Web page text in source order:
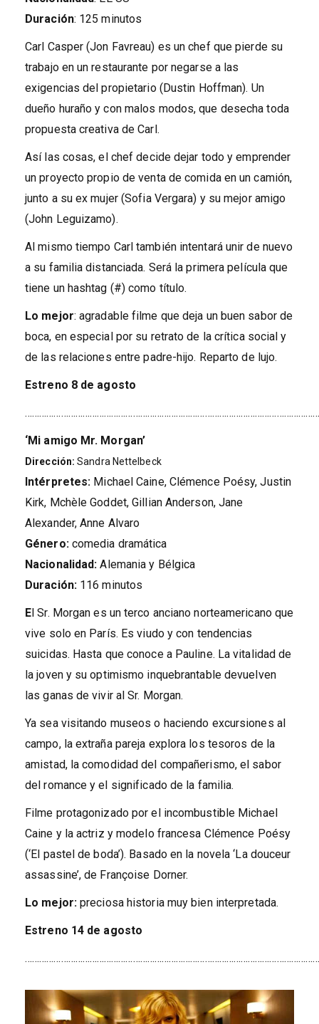
Duración: 125 minutos
Carl Casper (Jon Favreau) es un chef que pierde su
trabajo en un restaurante por negarse a las
exigencias del propietario (Dustin Hoffman). Un
dueño huraño y con malos modos, que desecha toda
propuesta creativa de Carl.
Así las cosas, el chef decide dejar todo y emprender
un proyecto propio de venta de comida en un camión,
junto a su ex mujer (Sofia Vergara) y su mejor amigo
(John Leguizamo).
Al mismo tiempo Carl también intentará unir de nuevo
a su familia distanciada. Será la primera película que
tiene un hashtag (#) como título.
Lo mejor: agradable filme que deja un buen sabor de
boca, en especial por su retrato de la crítica social y
de las relaciones entre padre-hijo. Reparto de lujo.
Estreno 8 de agosto
‘Mi amigo Mr. Morgan’
Dirección: Sandra Nettelbeck
Intérpretes: Michael Caine, Clémence Poésy, Justin
Kirk, Mchèle Goddet, Gillian Anderson, Jane
Alexander, Anne Alvaro
Género:comedia dramática
Nacionalidad: Alemania y Bélgica
Duración:116 minutos
El Sr. Morgan es un terco anciano norteamericano que
vive solo en París. Es viudo y con tendencias
suicidas. Hasta que conoce a Pauline. La vitalidad de
la joven y su optimismo inquebrantable devuelven
las ganas de vivir al Sr. Morgan.
Ya sea visitando museos o haciendo excursiones al
campo, la extraña pareja explora los tesoros de la
amistad, la comodidad del compañerismo, el sabor
del romance y el significado de la familia.
Filme protagonizado por el incombustible Michael
Caine y la actriz y modelo francesa Clémence Poésy
(‘El pastel de boda’). Basado en la novela ‘La douceur
assassine’, de Françoise Dorner.
Lo mejor:preciosa historia muy bien interpretada.
Estreno 14 de agosto